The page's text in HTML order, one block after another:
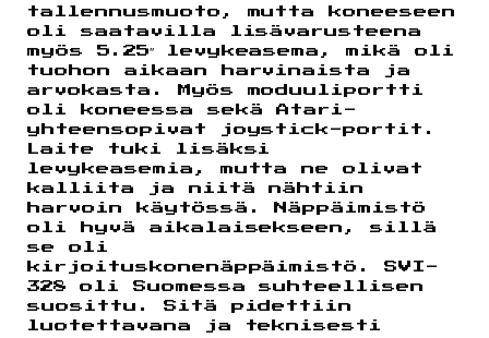
tallennusmuoto, mutta koneeseen
oli saatavilla lisävarusteena
myös 5.25″ levykeasema, mikä oli
tuohon aikaan harvinaista ja
arvokasta. Myös moduuliportti
oli koneessa sekä Atari-
yhteensopivat joystick-portit.
Laite tuki lisäksi
levykeasemia, mutta ne olivat
kalliita ja niitä nähtiin
harvoin käytössä. Näppäimistö
oli hyvä aikalaisekseen, sillä
se oli
kirjoituskonenäppäimistö. SVI-
328 oli Suomessa suhteellisen
suosittu. Sitä pidettiin
luotettavana ja teknisesti